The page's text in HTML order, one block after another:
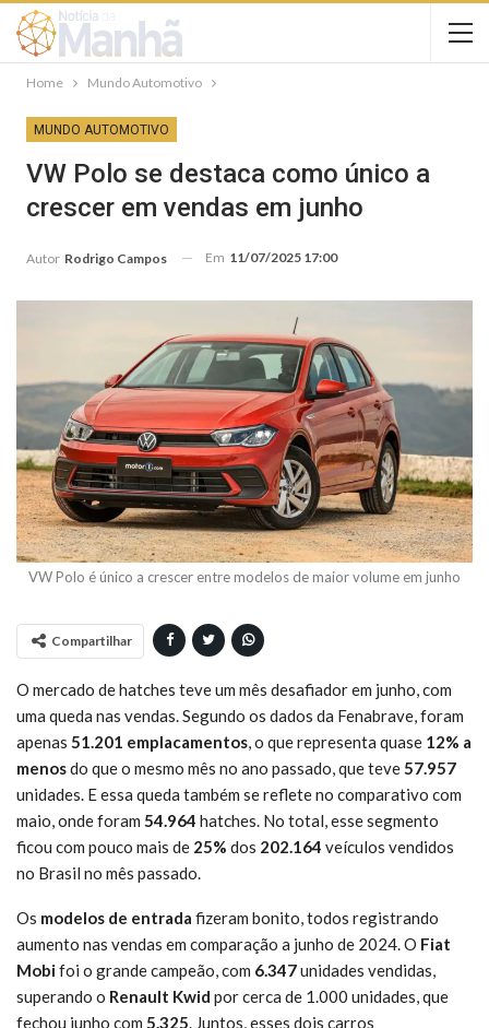
Home Mundo Automotivo
MUNDO AUTOMOTIVO
VW Polo se destaca como único a
crescer em vendas em junho
Autor Rodrigo Campos Em 11/07/2025 17:00
VW Polo é único a crescer entre modelos de maior volume em junho
Compartilhar
O mercado de hatches teve um mês desafiador em junho, com
uma queda nas vendas. Segundo os dados da Fenabrave, foram
apenas 51.201 emplacamentos, o que representa quase 12% a
menosdo que o mesmo mês no ano passado, que teve57.957
unidades. E essa queda também se reflete no comparativo com
maio, onde foram 54.964 hatches. No total, esse segmento
ficou com pouco mais de 25% dos 202.164 veículos vendidos
no Brasil no mês passado.
Os modelos de entrada fizeram bonito, todos registrando
aumento nas vendas em comparação a junho de 2024. O Fiat
Mobifoi o grande campeão, com 6.347unidades vendidas,
superando o Renault Kwid por cerca de 1.000 unidades, que
fechou junho com 5.325. Juntos, esses dois carros